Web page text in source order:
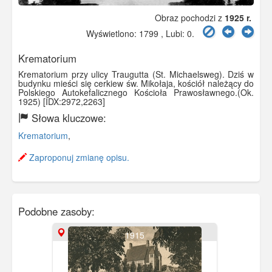
Obraz pochodzi z 1925 r.
Wyświetlono: 1799 , Lubi: 0.
Krematorium
Krematorium przy ulicy Traugutta (St. Michaelsweg). Dziś w
budynku mieści się cerkiew św. Mikołaja, kościół należący do
Polskiego Autokefalicznego Kościoła Prawosławnego.(Ok.
1925) [IDX:2972,2263]
Słowa kluczowe:
Krematorium,
Zaproponuj zmianę opisu.
Podobne zasoby:
1915